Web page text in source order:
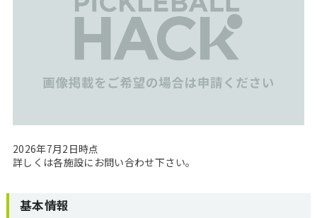
2026年7月2日時点
詳しくは各施設にお問い合わせ下さい。
基本情報